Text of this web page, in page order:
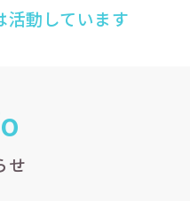
活動しています
せ